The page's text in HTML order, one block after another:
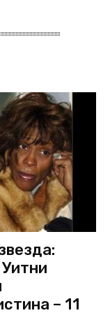
– 11